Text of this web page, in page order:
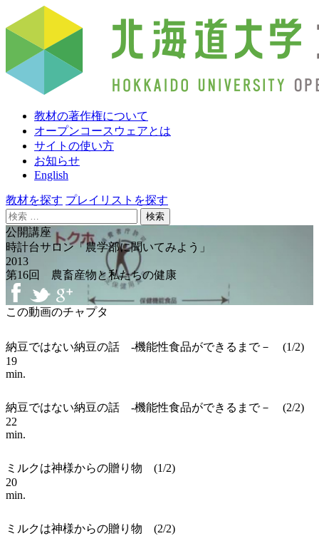
教材の著作権について
オープンコースウェアとは
サイトの使い方
お知らせ
English
教材を探す プレイリストを探す
検
索:
公開講座
時計台サロン「農学部に聞いてみよう」
2013
第16回 農畜産物と私たちの健康
この動画のチャプタ
納豆ではない納豆の話 -機能性食品ができるまで－ (1/2)
19
min.
納豆ではない納豆の話 -機能性食品ができるまで－ (2/2)
22
min.
ミルクは神様からの贈り物 (1/2)
20
min.
ミルクは神様からの贈り物 (2/2)